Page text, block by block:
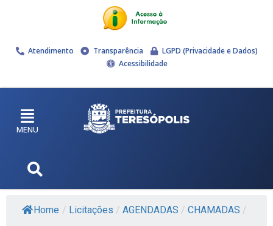
Atendimento Transparência
LGPD (Privacidade e Dados)
Acessibilidade
MENU
Home / Licitações / AGENDADAS / CHAMADAS /